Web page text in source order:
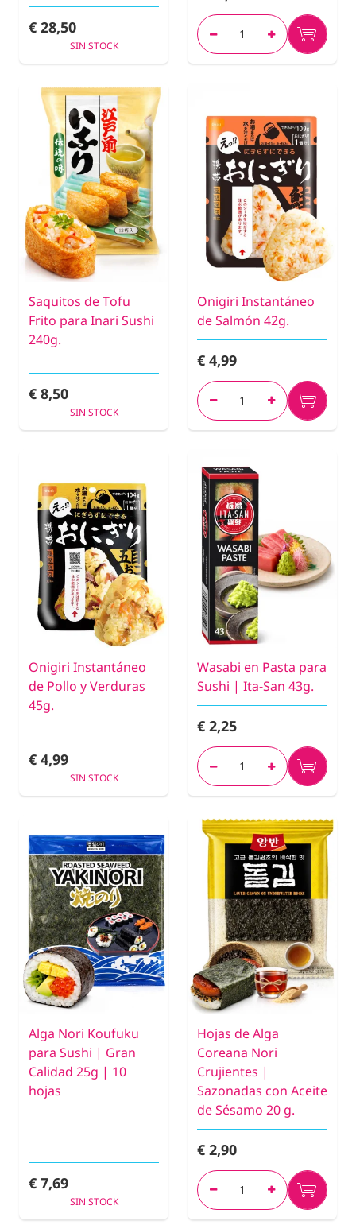
€ 28,50
SIN STOCK
Saquitos de Tofu
Frito para Inari Sushi
240g.
€ 8,50
SIN STOCK
Onigiri Instantáneo
de Salmón 42g.
€ 4,99
Onigiri Instantáneo
de Pollo y Verduras
45g.
€ 4,99
SIN STOCK
Wasabi en Pasta para
Sushi | Ita-San 43g.
€ 2,25
Alga Nori Koufuku
para Sushi | Gran
Calidad 25g | 10
hojas
€ 7,69
SIN STOCK
Hojas de Alga
Coreana Nori
Crujientes |
Sazonadas con Aceite
de Sésamo 20 g.
€ 2,90